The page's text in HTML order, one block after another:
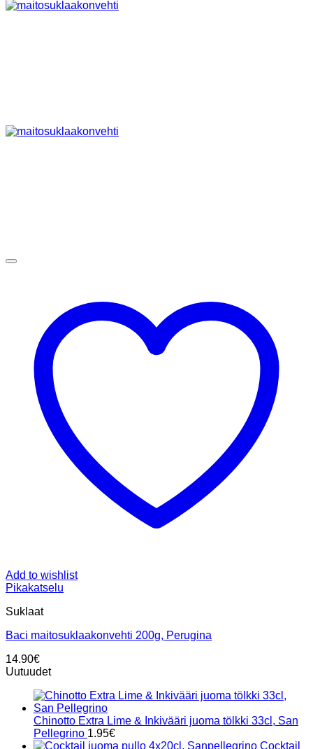
Add to wishlist
Pikakatselu
Suklaat
Baci maitosuklaakonvehti 200g, Perugina
14.90€
Uutuudet
Chinotto Extra Lime & Inkivääri juoma tölkki 33cl, San
Pellegrino 1.95€
Cocktail